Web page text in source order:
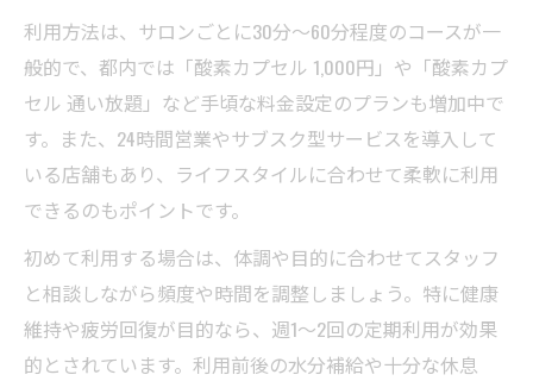
利用方法は、サロンごとに30分〜60分程度のコースが一
般的で、都内では「酸素カプセル 1,000円」や「酸素カプ
セル 通い放題」など手頃な料金設定のプランも増加中で
す。また、24時間営業やサブスク型サービスを導入して
いる店舗もあり、ライフスタイルに合わせて柔軟に利用
できるのもポイントです。
初めて利用する場合は、体調や目的に合わせてスタッフ
と相談しながら頻度や時間を調整しましょう。特に健康
維持や疲労回復が目的なら、週1〜2回の定期利用が効果
的とされています。利用前後の水分補給や十分な休息